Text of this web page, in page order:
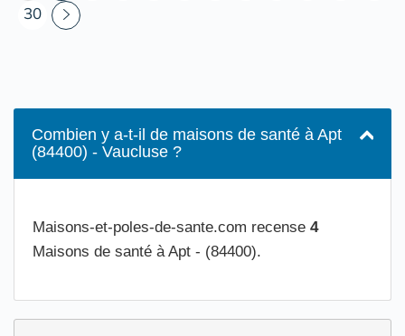
30
Combien y a-t-il de maisons de santé à Apt
(84400) - Vaucluse ?
Maisons-et-poles-de-sante.com recense 4
Maisons de santé à Apt - (84400).